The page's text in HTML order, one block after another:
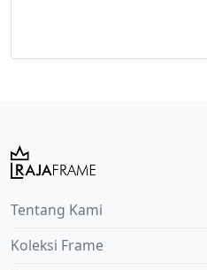
Tentang Kami
Koleksi Frame